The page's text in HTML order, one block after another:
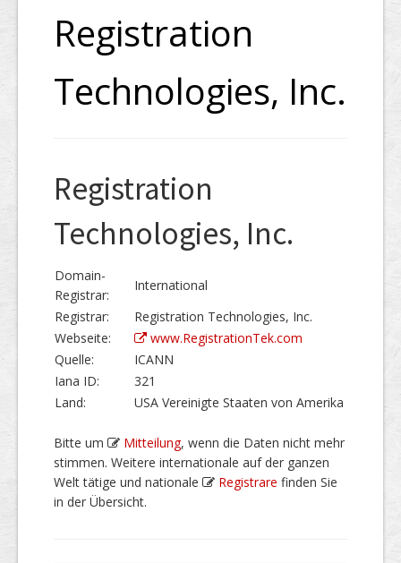
Registration
Technologies, Inc.
Registration
Technologies, Inc.
Domain-
Registrar:
International
Registrar:
Registration Technologies, Inc.
Webseite:
www.RegistrationTek.com
Quelle:
ICANN
Iana ID:
321
Land:
USA Vereinigte Staaten von Amerika
Bitte um Mitteilung, wenn die Daten nicht mehr
stimmen. Weitere internationale auf der ganzen
Welt tätige und nationale
Registrare finden Sie
in der Übersicht.